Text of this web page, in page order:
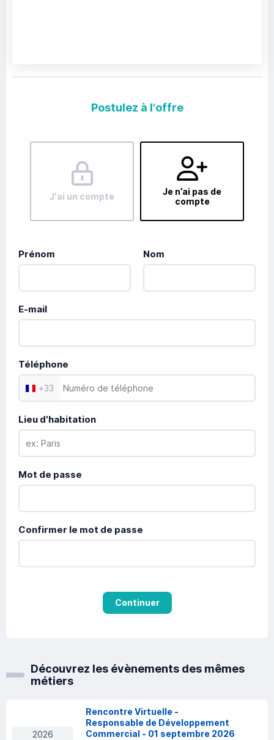
Postulez à l'offre
J'ai un compte
Je n’ai pas de
compte
Prénom Nom
E-mail
Téléphone
+33
Lieu d'habitation
Mot de passe
Confirmer le mot de passe
Continuer
Découvrez les évènements des mêmes
métiers
2026
Rencontre Virtuelle -
Responsable de Développement
Commercial - 01 septembre 2026